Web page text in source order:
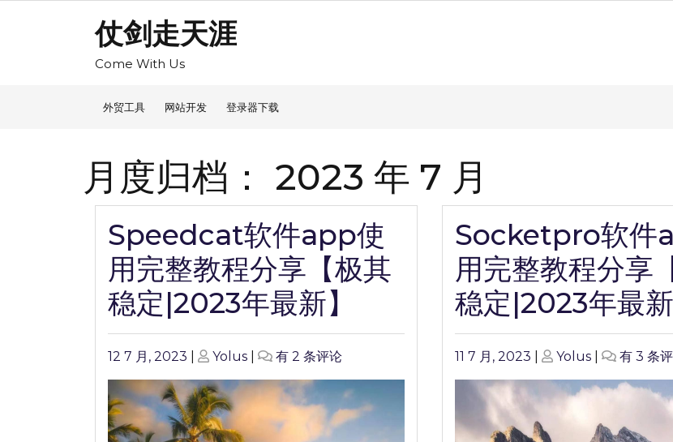
仗剑走天涯
Come With Us
外贸工具 网站开发 登录器下载
月度归档： 2023 年 7 月
Speedcat软件app使
用完整教程分享【极其
稳定|2023年最新】
Posted
12 7 月, 2023
Posted
Yolus
Speedcat
件
app
使
有 2 条评论
Socketpro软件
用完整教程分享
稳定|2023年最新
Posted
11 7 月, 2023
Posted
Yolus|
使
有 3 条